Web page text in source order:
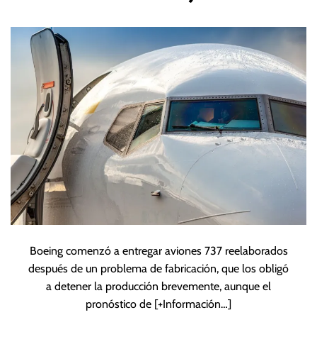
presión en la meta
de flujo de efectivo
Boeing comenzó a entregar aviones 737 reelaborados
después de un problema de fabricación, que los obligó
a detener la producción brevemente, aunque el
pronóstico de [+Información…]